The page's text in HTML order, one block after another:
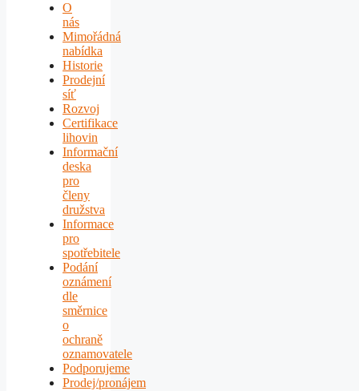
O
nás
Mimořádná
nabídka
Historie
Prodejní
síť
Rozvoj
Certifikace
lihovin
Informační
deska
pro
členy
družstva
Informace
pro
spotřebitele
Podání
oznámení
dle
směrnice
o
ochraně
oznamovatele
Podporujeme
Prodej/pronájem